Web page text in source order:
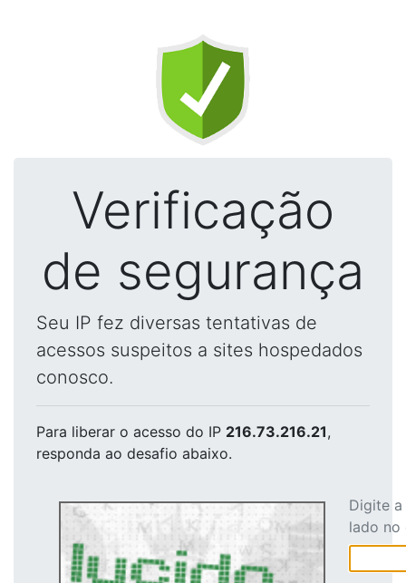
Verificação
de segurança
Seu IP fez diversas tentativas de
acessos suspeitos a sites hospedados
conosco.
Para liberar o acesso do IP 216.73.216.21,
responda ao desafio abaixo.
Digite
lado no